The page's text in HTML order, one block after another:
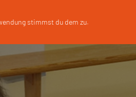
START
stimmst du dem zu.